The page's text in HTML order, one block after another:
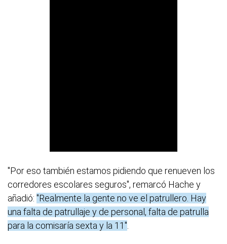
"Por eso también estamos pidiendo que renueven los
corredores escolares seguros", remarcó Hache y
añadió: "Realmente la gente no ve el patrullero. Hay
una falta de patrullaje y de personal, falta de patrulla
para la comisaría sexta y la 11"